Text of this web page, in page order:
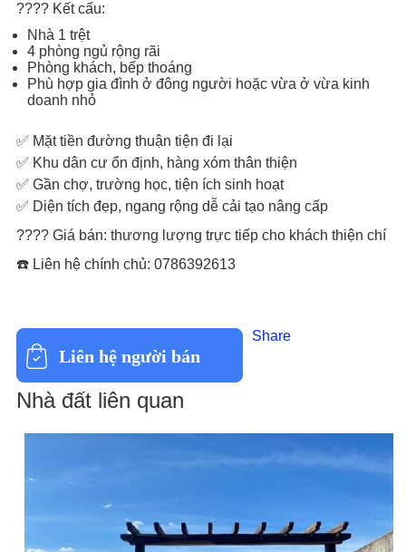
???? Kết cấu:
Nhà 1 trệt
4 phòng ngủ rộng rãi
Phòng khách, bếp thoáng
Phù hợp gia đình ở đông người hoặc vừa ở vừa kinh
doanh nhỏ
✅ Mặt tiền đường thuận tiện đi lại
✅ Khu dân cư ổn định, hàng xóm thân thiện
✅ Gần chợ, trường học, tiện ích sinh hoạt
✅ Diện tích đẹp, ngang rộng dễ cải tạo nâng cấp
???? Giá bán: thương lượng trực tiếp cho khách thiện chí
☎️ Liên hệ chính chủ: 0786392613
Liên hệ người bán
Share
Nhà đất liên quan